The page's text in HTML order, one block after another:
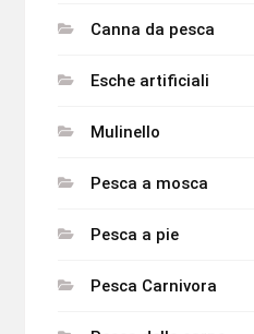
Canna da pesca
Esche artificiali
Mulinello
Pesca a mosca
Pesca a pie
Pesca Carnivora